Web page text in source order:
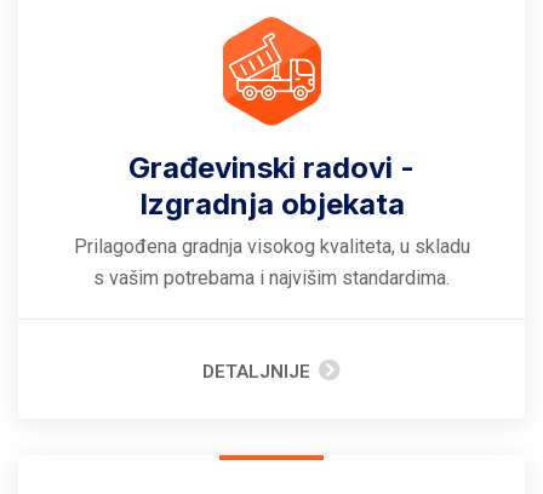
Građevinski radovi -
Izgradnja objekata
Prilagođena gradnja visokog kvaliteta, u skladu
s vašim potrebama i najvišim standardima.
DETALJNIJE